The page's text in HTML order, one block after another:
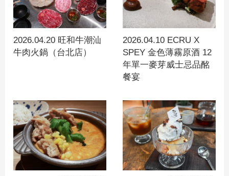
2026.04.20 旺和牛潮汕
牛肉火鍋（台北店）
2026.04.10 ECRU X
SPEY 金色薄霧原酒 12
年單一麥芽威士忌品酩
餐宴